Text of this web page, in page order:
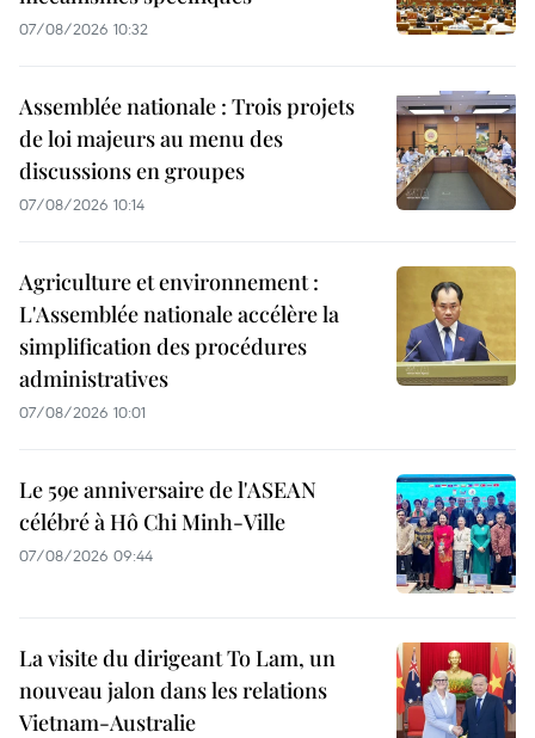
07/08/2026 10:32
Assemblée nationale : Trois projets
de loi majeurs au menu des
discussions en groupes
07/08/2026 10:14
Agriculture et environnement :
L'Assemblée nationale accélère la
simplification des procédures
administratives
07/08/2026 10:01
Le 59e anniversaire de l'ASEAN
célébré à Hô Chi Minh-Ville
07/08/2026 09:44
La visite du dirigeant To Lam, un
nouveau jalon dans les relations
Vietnam-Australie